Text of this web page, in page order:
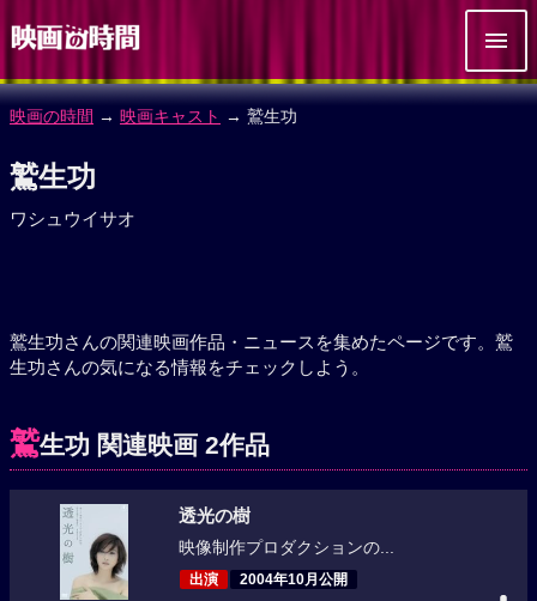
映画の時間 → 映画キャスト → 鷲生功
鷲生功
ワシュウイサオ
鷲生功さんの関連映画作品・ニュースを集めたページです。鷲
生功さんの気になる情報をチェックしよう。
鷲生功 関連映画 2作品
透光の樹
映像制作プロダクションの...
出演 2004年10月公開